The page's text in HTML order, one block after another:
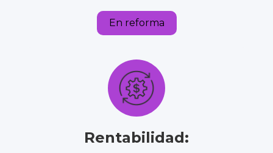
En reforma
Rentabilidad: